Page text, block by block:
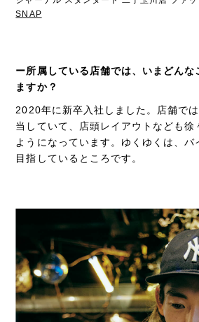
SNAP
ー所属している店舗では、いまどんな
ますか？
2020年に新卒入社しました。店舗で
当していて、店頭レイアウトなども徐
ようになっています。ゆくゆくは、バ
目指しているところです。